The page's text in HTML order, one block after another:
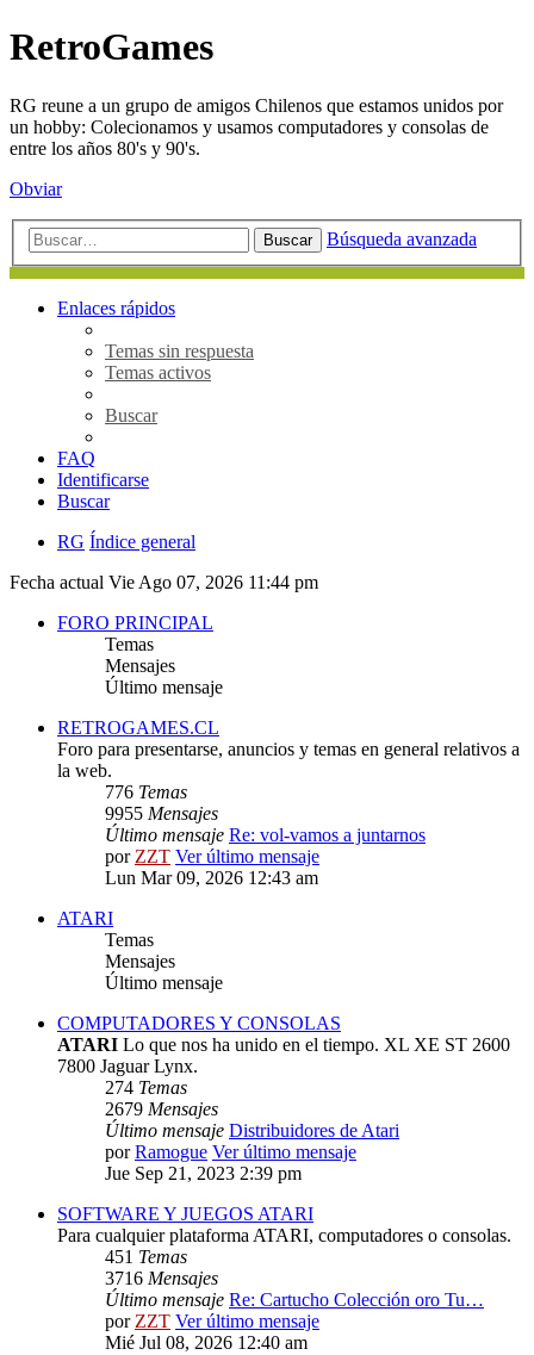
RetroGames
RG reune a un grupo de amigos Chilenos que estamos unidos por
un hobby: Colecionamos y usamos computadores y consolas de
entre los años 80's y 90's.
Obviar
Buscar Búsqueda avanzada
Enlaces rápidos
Temas sin respuesta
Temas activos
Buscar
FAQ
Identificarse
Buscar
RG Índice general
Fecha actual Vie Ago 07, 2026 11:44 pm
FORO PRINCIPAL
Temas
Mensajes
Último mensaje
RETROGAMES.CL
Foro para presentarse, anuncios y temas en general relativos a
la web.
776 Temas
9955 Mensajes
Último mensaje Re: vol-vamos a juntarnos
porZZT Ver último mensaje
Lun Mar 09, 2026 12:43 am
ATARI
Temas
Mensajes
Último mensaje
COMPUTADORES Y CONSOLAS
ATARI Lo que nos ha unido en el tiempo. XL XE ST 2600
7800 Jaguar Lynx.
274 Temas
2679 Mensajes
Último mensaje Distribuidores de Atari
porRamogue Ver último mensaje
Jue Sep 21, 2023 2:39 pm
SOFTWARE Y JUEGOS ATARI
Para cualquier plataforma ATARI, computadores o consolas.
451 Temas
3716 Mensajes
Último mensaje Re: Cartucho Colección oro Tu…
porZZT Ver último mensaje
Mié Jul 08, 2026 12:40 am